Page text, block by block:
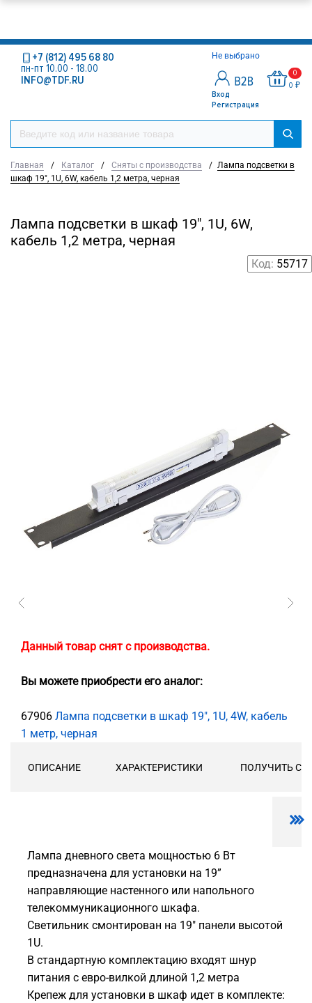
Не выбрано
Вход
Регистрация
0
0 ₽
+7 (812) 495 68 80
пн-пт 10.00 - 18.00
INFO@TDF.RU
Главная / Каталог / Сняты с производства / Лампа подсветки в
шкаф 19", 1U, 6W, кабель 1,2 метра, черная
Лампа подсветки в шкаф 19", 1U, 6W,
кабель 1,2 метра, черная
Код: 55717
Данный товар снят с производства.
Вы можете приобрести его аналог:
67906 Лампа подсветки в шкаф 19", 1U, 4W, кабель
1 метр, черная
ОПИСАНИЕ ХАРАКТЕРИСТИКИ ПОЛУЧИТЬ
Лампа дневного света мощностью 6 Вт
предназначена для установки на 19”
направляющие настенного или напольного
телекоммуникационного шкафа.
Светильник смонтирован на 19" панели высотой
1U.
В стандартную комплектацию входят шнур
питания с евро-вилкой длиной 1,2 метра
Крепеж для установки в шкаф идет в комплекте: